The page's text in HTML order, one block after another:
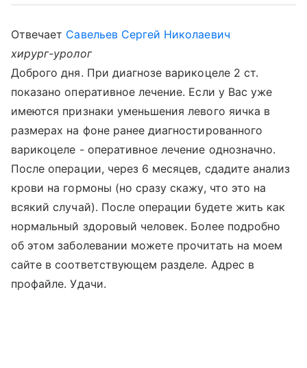
Отвечает Савельев Сергей Николаевич
хирург-уролог
Доброго дня. При диагнозе варикоцеле 2 ст.
показано оперативное лечение. Если у Вас уже
имеются признаки уменьшения левого яичка в
размерах на фоне ранее диагностированного
варикоцеле - оперативное лечение однозначно.
После операции, через 6 месяцев, сдадите анализ
крови на гормоны (но сразу скажу, что это на
всякий случай). После операции будете жить как
нормальный здоровый человек. Более подробно
об этом заболевании можете прочитать на моем
сайте в соответствующем разделе. Адрес в
профайле. Удачи.